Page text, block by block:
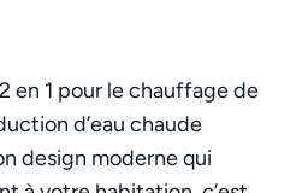
en 1 pour le chauffage de
d’eau chaude
design moderne qui